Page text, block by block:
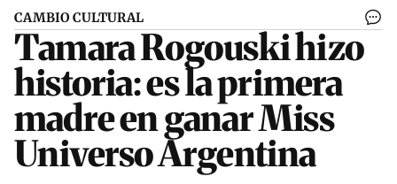
CAMBIO CULTURAL
Tamara Rogouski hizo
historia: es la primera
madre en ganar Miss
Universo Argentina